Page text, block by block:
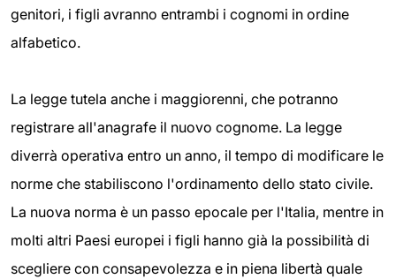
genitori, i figli avranno entrambi i cognomi in ordine
alfabetico.
La legge tutela anche i maggiorenni, che potranno
registrare all'anagrafe il nuovo cognome. La legge
diverrà operativa entro un anno, il tempo di modificare le
norme che stabiliscono l'ordinamento dello stato civile.
La nuova norma è un passo epocale per l'Italia, mentre in
molti altri Paesi europei i figli hanno già la possibilità di
scegliere con consapevolezza e in piena libertà quale